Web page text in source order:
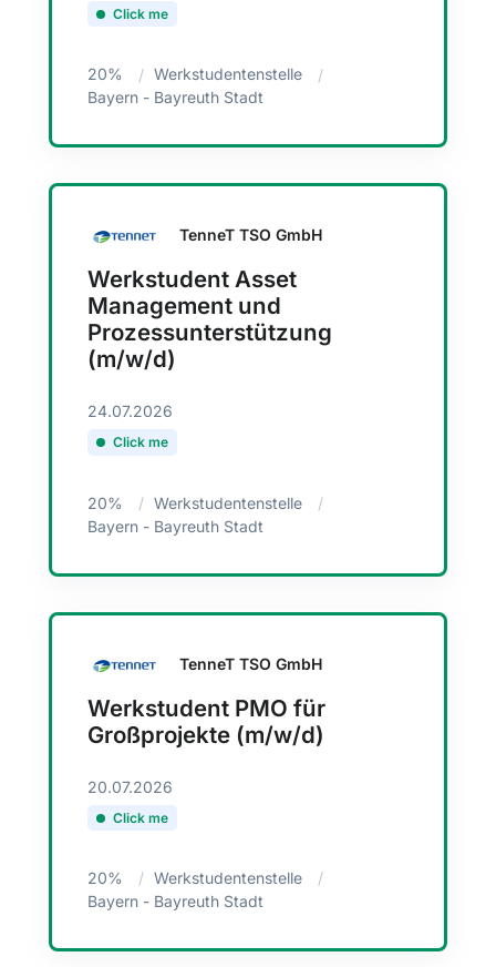
Click me
20%
Werkstudentenstelle
Bayern - Bayreuth Stadt
TenneT TSO GmbH
Werkstudent Asset
Management und
Prozessunterstützung
(m/w/d)
24.07.2026
Click me
20%
Werkstudentenstelle
Bayern - Bayreuth Stadt
TenneT TSO GmbH
Werkstudent PMO für
Großprojekte (m/w/d)
20.07.2026
Click me
20%
Werkstudentenstelle
Bayern - Bayreuth Stadt